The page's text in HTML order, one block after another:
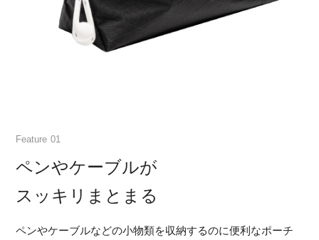
Feature
ペンやケーブルが
スッキリまとまる
ペンやケーブルなどの小物類を収納するのに便利なポーチ